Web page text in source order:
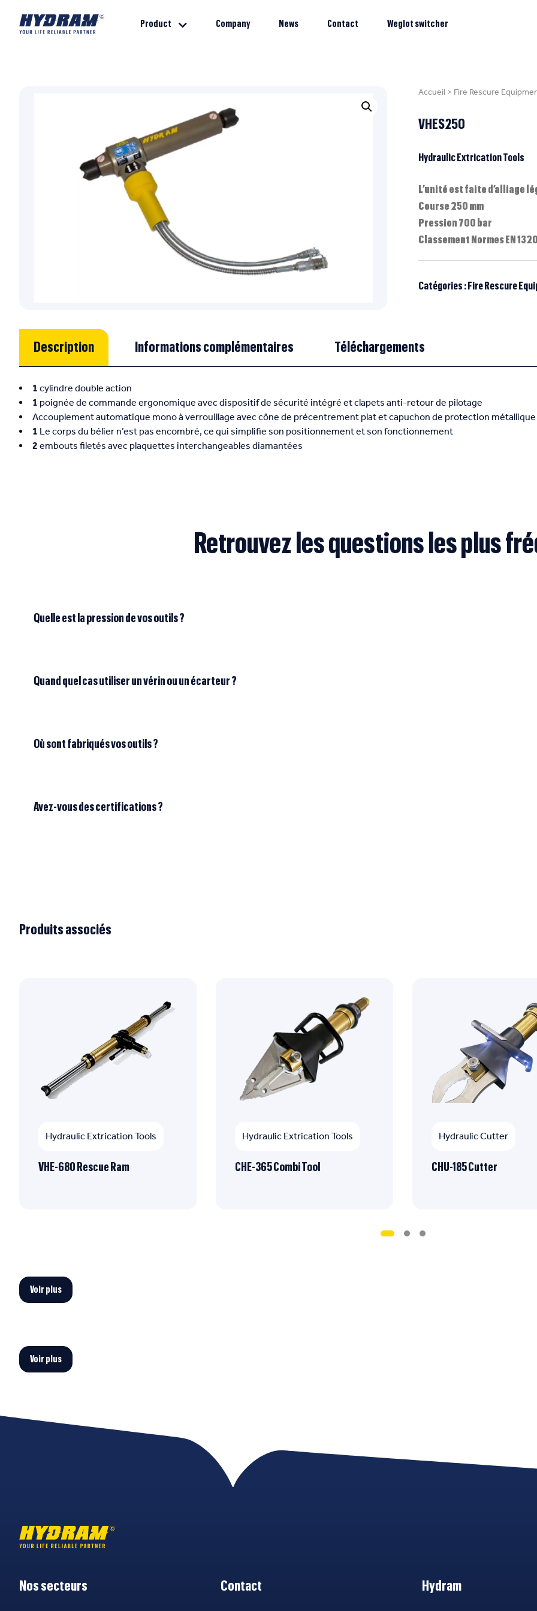
Product Company News Contact Weglot switcher
Accueil > Fire Rescure
VHES250
Hydraulic Extrication Tools
L’unité est faite d’alliage
Course 250 mm
Pression 700 bar
Classement Normes EN
Catégories : Fire Rescure
Description Informations complémentaires Téléchargements
1 cylindre double action
1 poignée de commande ergonomique avec dispositif de sécurité intégré et clapets anti-retour de pilotage
Accouplement automatique mono à verrouillage avec cône de précentrement plat et capuchon de protection métallique
1 Le corps du bélier n’est pas encombré, ce qui simplifie son positionnement et son fonctionnement
2 embouts filetés avec plaquettes interchangeables diamantées
Retrouvez les questions les plus
Quelle est la pression de vos outils ?
Quand quel cas utiliser un vérin ou un écarteur ?
Où sont fabriqués vos outils ?
Avez-vous des certifications ?
Produits associés
Hydraulic Extrication Tools
VHE-680 Rescue Ram
Hydraulic Extrication Tools
CHE-365 Combi Tool
Hydraulic Cutter
CHU-185 Cutter
Voir plus
Voir plus
Nos secteurs Contact Hydram